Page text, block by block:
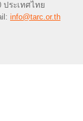
ระเทศไทย
info@tarc.or.th